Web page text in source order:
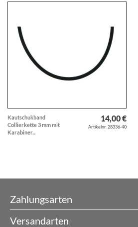
Kautschukband
Collierkette 3 mm mit
Karabiner...
14,00 €
Artikelnr. 28336-40
Zahlungsarten
Versandarten